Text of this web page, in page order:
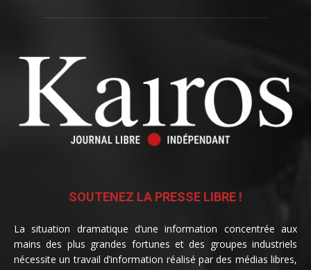
SOUTENEZ LA PRESSE LIBRE !
La situation dramatique d’une information concentrée aux
mains des plus grandes fortunes et des groupes industriels
nécessite un travail d’information réalisé par des médias libres,